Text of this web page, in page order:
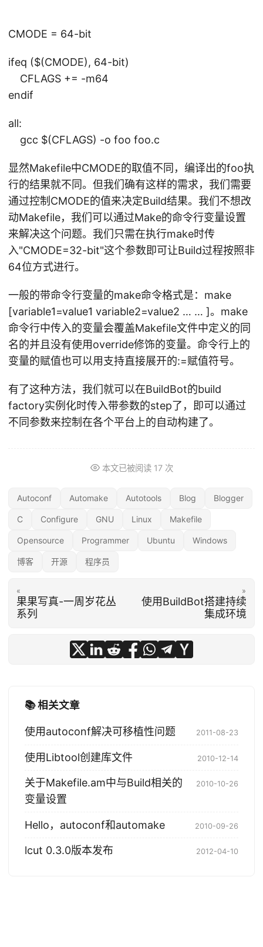
CMODE = 64-bit
ifeq ($(CMODE), 64-bit)
CFLAGS += -m64
endif
all:
gcc $(CFLAGS) -o foo foo.c
显然Makefile中CMODE的取值不同，编译出的foo执
行的结果就不同。但我们确有这样的需求，我们需要
通过控制CMODE的值来决定Build结果。我们不想改
动Makefile，我们可以通过Make的命令行变量设置
来解决这个问题。我们只需在执行make时传
入"CMODE=32-bit"这个参数即可让Build过程按照非
64位方式进行。
一般的带命令行变量的make命令格式是：make
[variable1=value1 variable2=value2 … … ]。make
命令行中传入的变量会覆盖Makefile文件中定义的同
名的并且没有使用override修饰的变量。命令行上的
变量的赋值也可以用支持直接展开的:=赋值符号。
有了这种方法，我们就可以在BuildBot的build
factory实例化时传入带参数的step了，即可以通过
不同参数来控制在各个平台上的自动构建了。
本文已被阅读 17次
Autoconf Automake Autotools Blog Blogger
C Configure GNU Linux Makefile
Opensource Programmer Ubuntu Windows
博客 开源 程序员
«
果果写真-一周岁花丛
系列
»
使用BuildBot搭建持续
集成环境
📚 相关文章
使用autoconf解决可移植性问题 2011-08-23
使用Libtool创建库文件 2010-12-14
关于Makefile.am中与Build相关的
变量设置
2010-10-26
Hello，autoconf和automake 2010-09-26
lcut 0.3.0版本发布 2012-04-10